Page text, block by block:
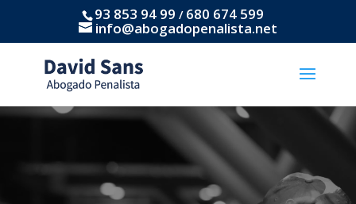
93 853 94 99 / 680 674 599
info@abogadopenalista.net